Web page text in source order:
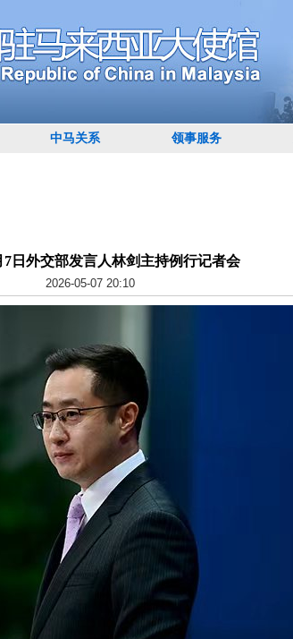
中马关系 领事服务
7日外交部发言人林剑主持例行记者会
2026-05-07 20:10